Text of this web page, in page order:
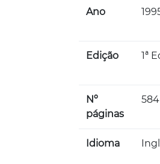
Ano
Edição 1ª
Nº
páginas
584
Idioma